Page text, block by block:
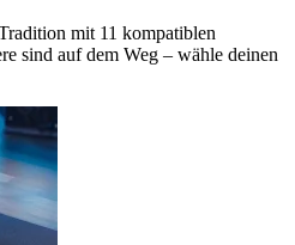
mit 11 kompatiblen
sind auf dem Weg – wähle deinen